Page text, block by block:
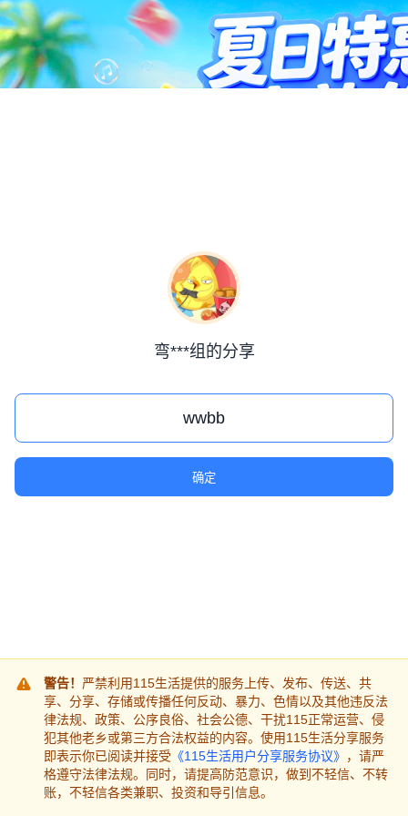
弯***组的分享
确定
警告！ 严禁利用115生活提供的服务上传、发布、传送、共
享、分享、存储或传播任何反动、暴力、色情以及其他违反法
律法规、政策、公序良俗、社会公德、干扰115正常运营、侵
犯其他老乡或第三方合法权益的内容。使用115生活分享服务
即表示你已阅读并接受 《115生活用户分享服务协议》 ，请严
格遵守法律法规。同时，请提高防范意识，做到不轻信、不转
账，不轻信各类兼职、投资和导引信息。